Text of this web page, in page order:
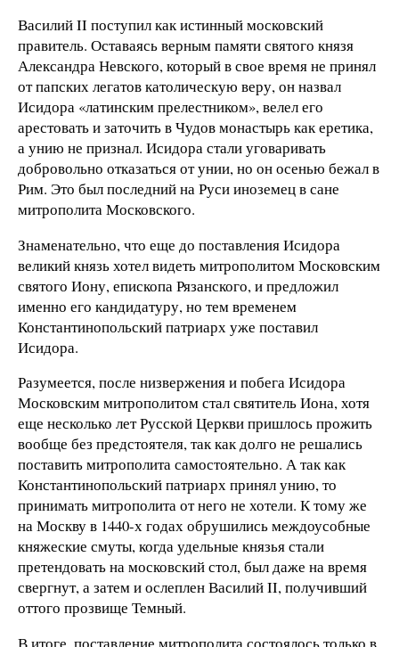
Василий II поступил как истинный московский
правитель. Оставаясь верным памяти святого князя
Александра Невского, который в свое время не принял
от папских легатов католическую веру, он назвал
Исидора «латинским прелестником», велел его
арестовать и заточить в Чудов монастырь как еретика,
а унию не признал. Исидора стали уговаривать
добровольно отказаться от унии, но он осенью бежал в
Рим. Это был последний на Руси иноземец в сане
митрополита Московского.
Знаменательно, что еще до поставления Исидора
великий князь хотел видеть митрополитом Московским
святого Иону, епископа Рязанского, и предложил
именно его кандидатуру, но тем временем
Константинопольский патриарх уже поставил
Исидора.
Разумеется, после низвержения и побега Исидора
Московским митрополитом стал святитель Иона, хотя
еще несколько лет Русской Церкви пришлось прожить
вообще без предстоятеля, так как долго не решались
поставить митрополита самостоятельно. А так как
Константинопольский патриарх принял унию, то
принимать митрополита от него не хотели. К тому же
на Москву в 1440-х годах обрушились междоусобные
княжеские смуты, когда удельные князья стали
претендовать на московский стол, был даже на время
свергнут, а затем и ослеплен Василий II, получивший
оттого прозвище Темный.